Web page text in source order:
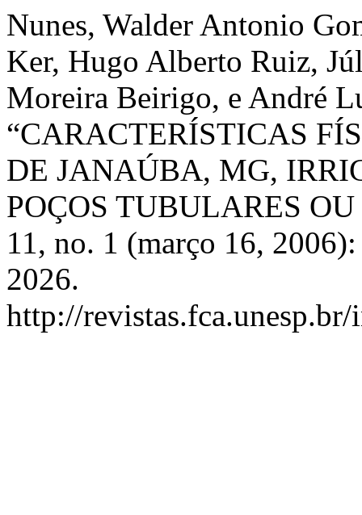
Nunes, Walder Antonio
Ker, Hugo Alberto Ruiz,
Moreira Beirigo, e André
“CARACTERÍSTICAS
DE JANAÚBA, MG,
POÇOS TUBULARES
11, no. 1 (março 16,
2026.
http://